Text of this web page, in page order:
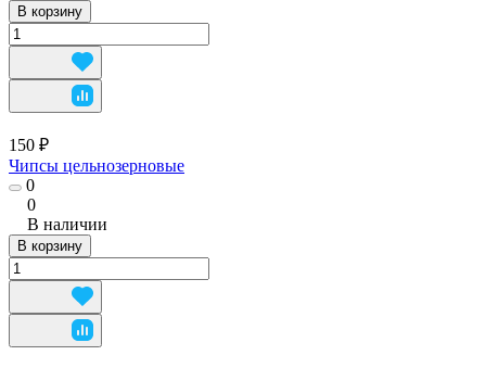
В корзину
150 ₽
Чипсы цельнозерновые
0
0
В наличии
В корзину